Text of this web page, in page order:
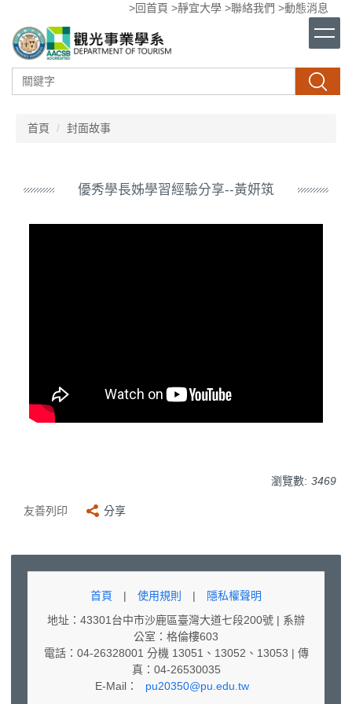
主
容
>回首頁 >靜宜大學 >聯絡我們 >動態消息
搜尋
首頁 封面故事
優秀學長姊學習經驗分享--黃妍筑
瀏覽數: 3469
友善列印 分享
首頁 | 使用規則 |
隱私權聲明
地址：43301台中市沙鹿區臺灣大道七段200號 | 系辦
公室：格倫樓603
電話：04-26328001 分機 13051、13052、13053 | 傳
真：04-26530035
E-Mail：
pu20350@pu.edu.tw